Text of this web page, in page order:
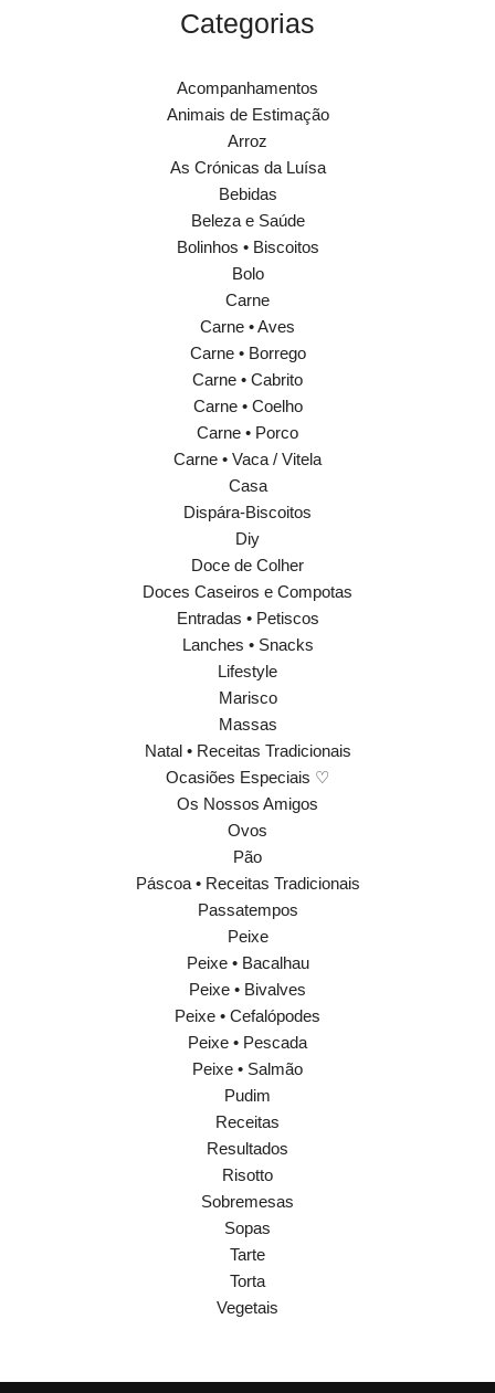
Categorias
Acompanhamentos
Animais de Estimação
Arroz
As Crónicas da Luísa
Bebidas
Beleza e Saúde
Bolinhos • Biscoitos
Bolo
Carne
Carne • Aves
Carne • Borrego
Carne • Cabrito
Carne • Coelho
Carne • Porco
Carne • Vaca / Vitela
Casa
Dispára-Biscoitos
Diy
Doce de Colher
Doces Caseiros e Compotas
Entradas • Petiscos
Lanches • Snacks
Lifestyle
Marisco
Massas
Natal • Receitas Tradicionais
Ocasiões Especiais ♡
Os Nossos Amigos
Ovos
Pão
Páscoa • Receitas Tradicionais
Passatempos
Peixe
Peixe • Bacalhau
Peixe • Bivalves
Peixe • Cefalópodes
Peixe • Pescada
Peixe • Salmão
Pudim
Receitas
Resultados
Risotto
Sobremesas
Sopas
Tarte
Torta
Vegetais